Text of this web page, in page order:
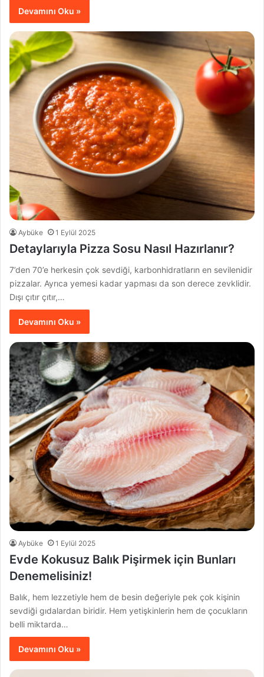
Devamını Oku »
Aybüke 1 Eylül 2025
Detaylarıyla Pizza Sosu Nasıl Hazırlanır?
7’den 70’e herkesin çok sevdiği, karbonhidratların en sevilenidir
pizzalar. Ayrıca yemesi kadar yapması da son derece zevklidir.
Dışı çıtır çıtır,…
Devamını Oku »
Aybüke 1 Eylül 2025
Evde Kokusuz Balık Pişirmek için Bunları
Denemelisiniz!
Balık, hem lezzetiyle hem de besin değeriyle pek çok kişinin
sevdiği gıdalardan biridir. Hem yetişkinlerin hem de çocukların
belli miktarda…
Devamını Oku »